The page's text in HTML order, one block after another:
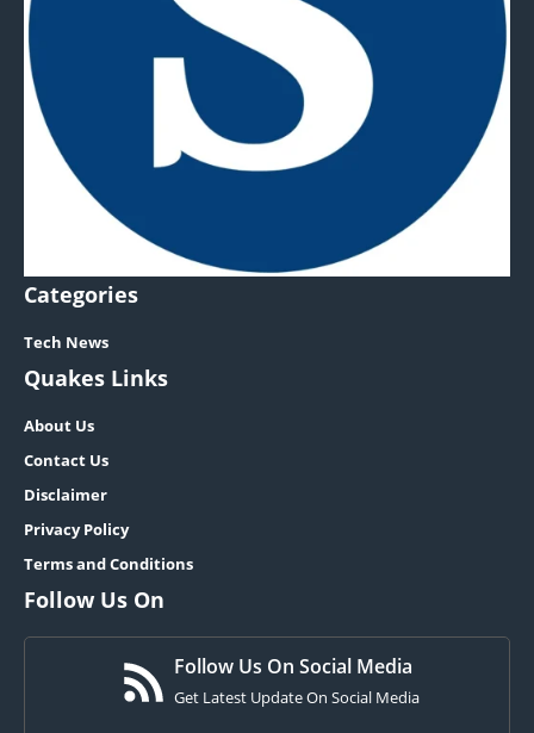
Categories
Tech News
Quakes Links
About Us
Contact Us
Disclaimer
Privacy Policy
Terms and Conditions
Follow Us On
Follow Us On Social Media
Get Latest Update On Social Media